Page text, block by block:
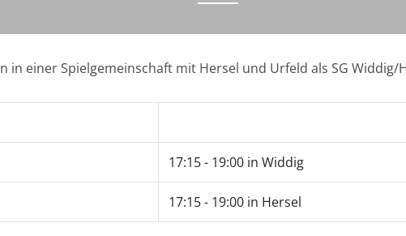
in einer Spielgemeinschaft mit Hersel und Urfeld als SG Widdig/
17:15 - 19:00 in Widdig
17:15 - 19:00 in Hersel